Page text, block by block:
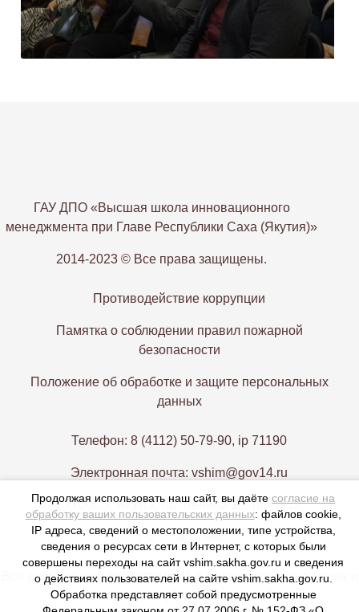
ГАУ ДПО «Высшая школа инновационного
менеджмента при Главе Республики Саха (Якутия)»
2014-2023 © Все права защищены.
Противодействие коррупции
Памятка о соблюдении правил пожарной
безопасности
Положение об обработке и защите персональных
данных
Телефон: 8 (4112) 50-79-90, ip 71190
Электронная почта: vshim@gov14.ru
677000, г. Якутск, пр. Ленина 1, этаж 9-12
Вся информация представлена в ознакомительных целях и
не является публичной офертой,
Продолжая использовать наш сайт, вы даёте согласие на
обработку ваших пользовательских данных: файлов cookie,
IP адреса, сведений о местоположении, типе устройства,
сведения о ресурсах сети в Интернет, с которых были
совершены переходы на сайт vshim.sakha.gov.ru и сведения
о действиях пользователей на сайте vshim.sakha.gov.ru.
Обработка представляет собой предусмотренные